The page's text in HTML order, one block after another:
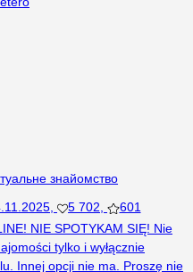
знайомство
5 702
601
NIE SPOTYKAM SIĘ! Nie
tylko i wyłącznie
Innej opcji nie ma. Proszę nie